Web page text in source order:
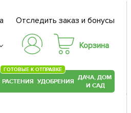
Отследить заказ и бонусы
Корзина
РАСТЕНИЯ
ГОТОВЫЕ К ОТПРАВКЕ
УДОБРЕНИЯ ДАЧА, ДОМ
И САД